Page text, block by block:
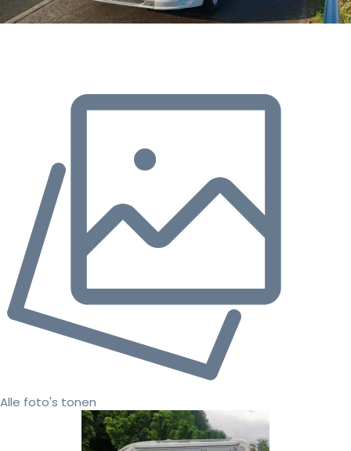
Alle foto's tonen